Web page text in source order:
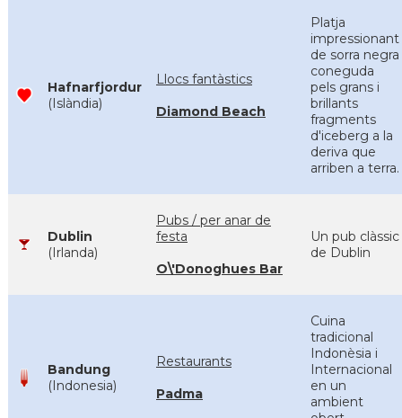
Hafnarfjordur
(Islàndia)
Llocs fantàstics
Diamond Beach
Platja
impressionant
de sorra negra
coneguda
pels grans i
brillants
fragments
d'iceberg a la
deriva que
arriben a terra.
Dublin
(Irlanda)
Pubs / per anar de
festa
O\'Donoghues Bar
Un pub clàssic
de Dublin
Bandung
(Indonesia)
Restaurants
Padma
Cuina
tradicional
Indonèsia i
Internacional
en un
ambient